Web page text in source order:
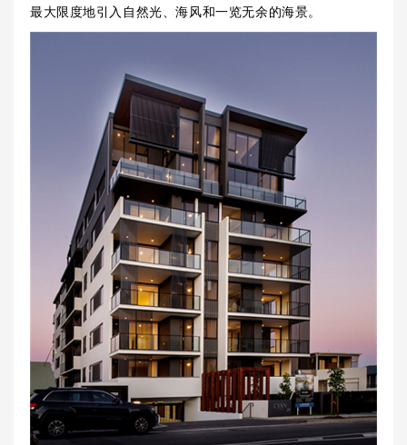
最大限度地引入自然光、海风和一览无余的海景。